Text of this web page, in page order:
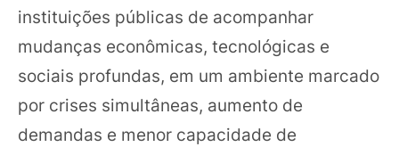
instituições públicas de acompanhar
mudanças econômicas, tecnológicas e
sociais profundas, em um ambiente marcado
por crises simultâneas, aumento de
demandas e menor capacidade de